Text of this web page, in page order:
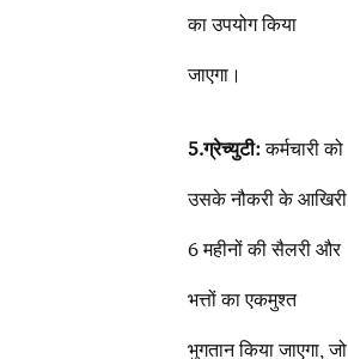
का उपयोग किया
जाएगा।
5.ग्रेच्युटी:कर्मचारी को
उसके नौकरी के आखिरी
6 महीनों की सैलरी और
भत्तों का एकमुश्त
भुगतान किया जाएगा, जो